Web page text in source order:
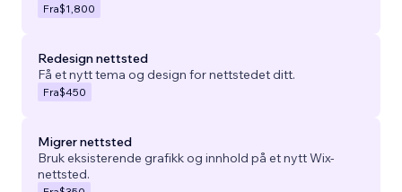
Fra$1,800
Redesign nettsted
Få et nytt tema og design for nettstedet ditt.
Fra$450
Migrer nettsted
Bruk eksisterende grafikk og innhold på et nytt Wix-
nettsted.